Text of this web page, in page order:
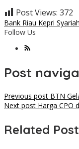
Post Views: 372
Bank Riau Kepri Syariah
Follow Us
Post
Previous post BTN
Next post Harga CPO
Related